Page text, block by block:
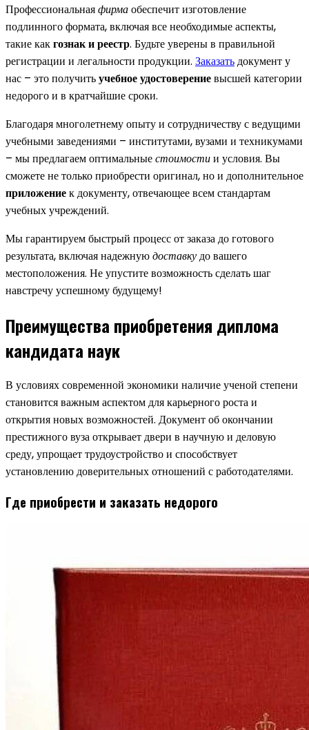
Профессиональнаяфирмаобеспечит изготовление
подлинного формата, включая все необходимые аспекты,
такие какгознак и реестр. Будьте уверены в правильной
регистрации и легальности продукции. Заказатьдокумент у
нас – это получитьучебное удостоверениевысшей категории
недорого и в кратчайшие сроки.
Благодаря многолетнему опыту и сотрудничеству с ведущими
учебными заведениями – институтами, вузами и техникумами
– мы предлагаем оптимальныестоимостии условия. Вы
сможете не только приобрести оригинал, но и дополнительное
приложениек документу, отвечающее всем стандартам
учебных учреждений.
Мы гарантируем быстрый процесс от заказа до готового
результата, включая надежнуюдоставкудо вашего
местоположения. Не упустите возможность сделать шаг
навстречу успешному будущему!
Преимущества приобретения диплома
кандидата наук
В условиях современной экономики наличие ученой степени
становится важным аспектом для карьерного роста и
открытия новых возможностей. Документ об окончании
престижного вуза открывает двери в научную и деловую
среду, упрощает трудоустройство и способствует
установлению доверительных отношений с работодателями.
Где приобрести и заказать недорого